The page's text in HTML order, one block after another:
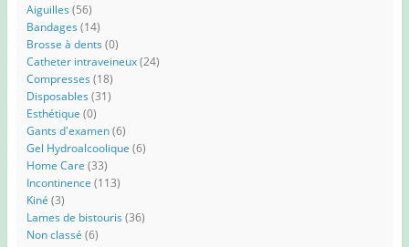
Aiguilles (56)
Bandages (14)
Brosse à dents (0)
Catheter intraveineux (24)
Compresses (18)
Disposables (31)
Esthétique (0)
Gants d'examen (6)
Gel Hydroalcoolique (6)
Home Care (33)
Incontinence (113)
Kiné (3)
Lames de bistouris (36)
Non classé (6)